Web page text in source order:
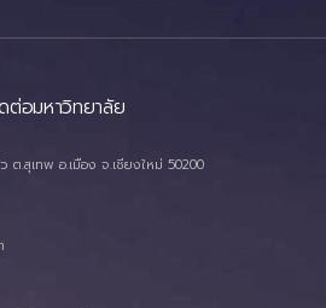
ต่อมหาวิทยาลัย
ต.สุเทพ อ.เมือง จ.เชียงใหม่ 50200